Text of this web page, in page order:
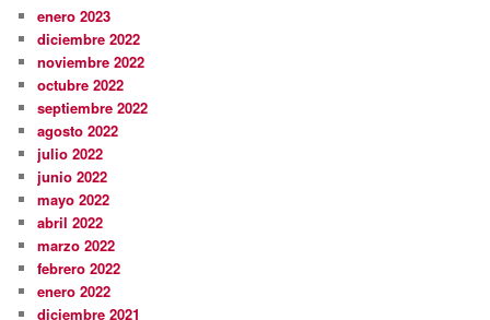
enero 2023
diciembre 2022
noviembre 2022
octubre 2022
septiembre 2022
agosto 2022
julio 2022
junio 2022
mayo 2022
abril 2022
marzo 2022
febrero 2022
enero 2022
diciembre 2021